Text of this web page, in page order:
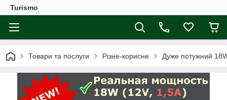
Turismo
Товари та послуги Різне-корисне Дуже потужний